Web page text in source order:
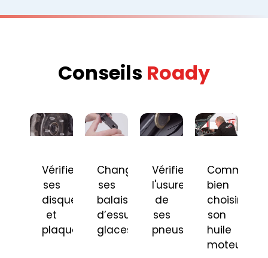
Conseils Roady
Vérifier
ses
disques
et
plaquettes
Changer
ses
balais
d’essuie-
glaces
Vérifier
l'usure
de
ses
pneus
Comment
bien
choisir
son
huile
moteur